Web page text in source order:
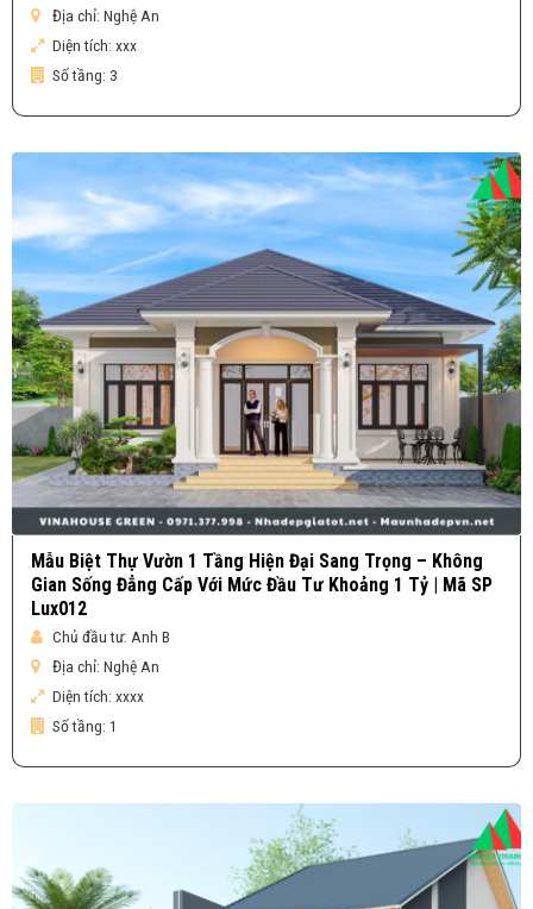
Địa chỉ: Nghệ An
Diện tích: xxx
Số tầng: 3
Mẫu Biệt Thự Vườn 1 Tầng Hiện Đại Sang Trọng – Không
Gian Sống Đẳng Cấp Với Mức Đầu Tư Khoảng 1 Tỷ | Mã SP
Lux012
Chủ đầu tư: Anh B
Địa chỉ: Nghệ An
Diện tích: xxxx
Số tầng: 1